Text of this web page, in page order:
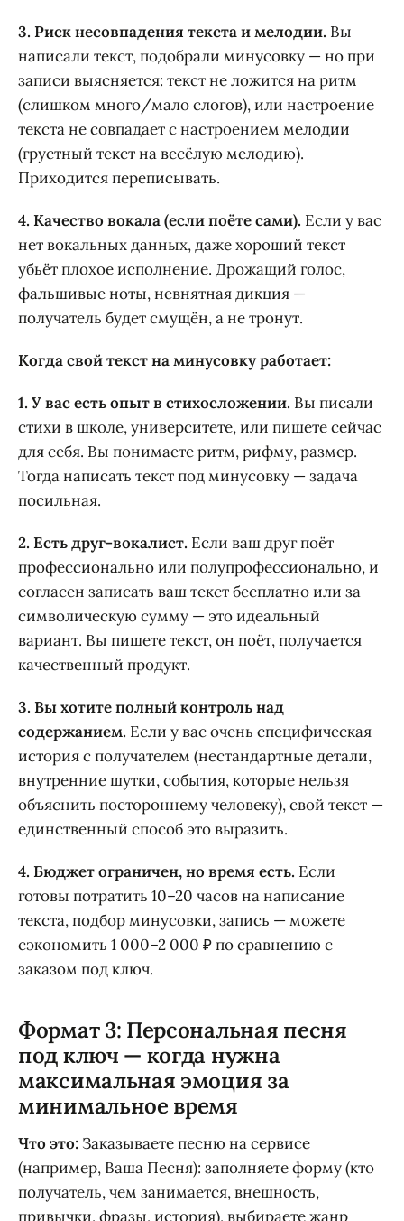
3. Риск несовпадения текста и мелодии. Вы
написали текст, подобрали минусовку — но при
записи выясняется: текст не ложится на ритм
(слишком много/мало слогов), или настроение
текста не совпадает с настроением мелодии
(грустный текст на весёлую мелодию).
Приходится переписывать.
4. Качество вокала (если поёте сами). Если у вас
нет вокальных данных, даже хороший текст
убьёт плохое исполнение. Дрожащий голос,
фальшивые ноты, невнятная дикция —
получатель будет смущён, а не тронут.
Когда свой текст на минусовку работает:
1. У вас есть опыт в стихосложении. Вы писали
стихи в школе, университете, или пишете сейчас
для себя. Вы понимаете ритм, рифму, размер.
Тогда написать текст под минусовку — задача
посильная.
2. Есть друг-вокалист. Если ваш друг поёт
профессионально или полупрофессионально, и
согласен записать ваш текст бесплатно или за
символическую сумму — это идеальный
вариант. Вы пишете текст, он поёт, получается
качественный продукт.
3. Вы хотите полный контроль над
содержанием. Если у вас очень специфическая
история с получателем (нестандартные детали,
внутренние шутки, события, которые нельзя
объяснить постороннему человеку), свой текст —
единственный способ это выразить.
4. Бюджет ограничен, но время есть. Если
готовы потратить 10–20 часов на написание
текста, подбор минусовки, запись — можете
сэкономить 1 000–2 000 ₽ по сравнению с
заказом под ключ.
Формат 3: Персональная песня
под ключ — когда нужна
максимальная эмоция за
минимальное время
Что это: Заказываете песню на сервисе
(например, Ваша Песня): заполняете форму (кто
получатель, чем занимается, внешность,
привычки, фразы, история), выбираете жанр